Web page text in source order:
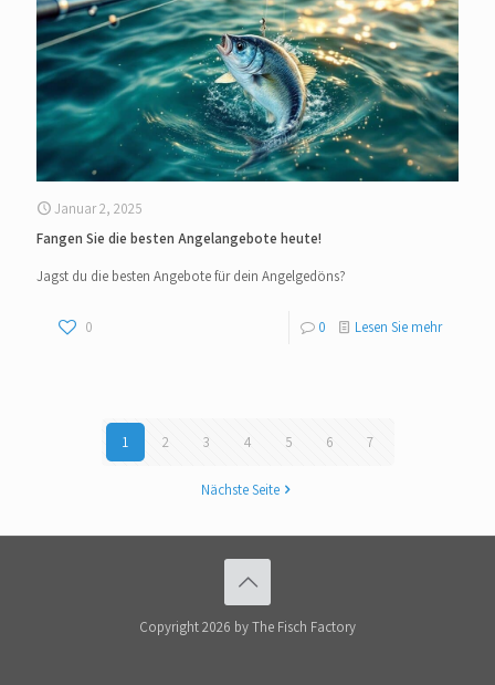
Januar 2, 2025
Fangen Sie die besten Angelangebote heute!
Jagst du die besten Angebote für dein Angelgedöns?
0 0 Lesen Sie mehr
1 2 3 4 5 6 7
Nächste Seite
Copyright 2026 by The Fisch Factory